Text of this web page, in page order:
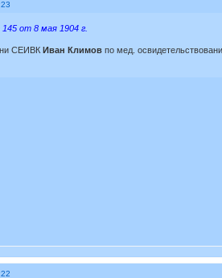
от 8 мая 1904 г.
СЕИВК Иван Климовпо мед.